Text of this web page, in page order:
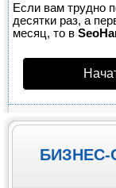
Если вам трудно
десятки раз, а
месяц, то в
БИЗНЕС-